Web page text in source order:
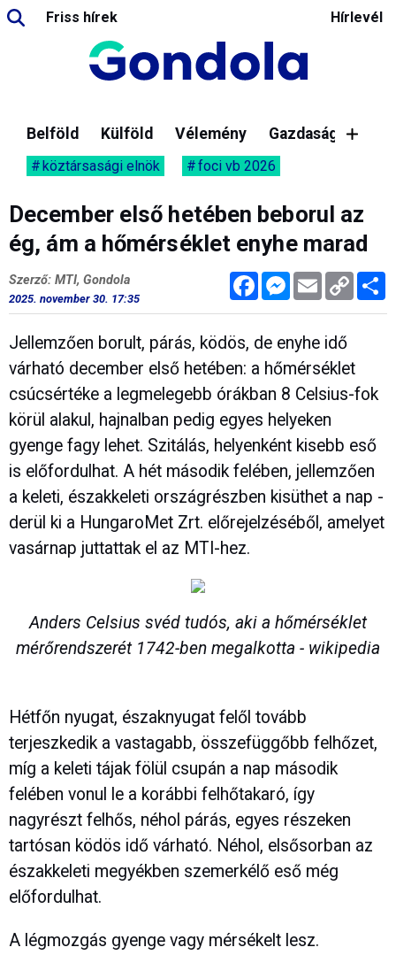
Friss hírek Hírlevél
Belföld Külföld Vélemény Gazdaság
köztársasági elnök foci vb 2026
December első hetében beborul az
ég, ám a hőmérséklet enyhe marad
FacebookMessenger
Email Copy
Link
Szerző: MTI, Gondola
2025. november 30. 17:35
Jellemzően borult, párás, ködös, de enyhe idő
várható december első hetében: a hőmérséklet
csúcsértéke a legmelegebb órákban 8 Celsius-fok
körül alakul, hajnalban pedig egyes helyeken
gyenge fagy lehet. Szitálás, helyenként kisebb eső
is előfordulhat. A hét második felében, jellemzően
a keleti, északkeleti országrészben kisüthet a nap -
derül ki a HungaroMet Zrt. előrejelzéséből, amelyet
vasárnap juttattak el az MTI-hez.
Anders Celsius svéd tudós, aki a hőmérséklet
mérőrendszerét 1742-ben megalkotta - wikipedia
Hétfőn nyugat, északnyugat felől tovább
terjeszkedik a vastagabb, összefüggőbb felhőzet,
míg a keleti tájak fölül csupán a nap második
felében vonul le a korábbi felhőtakaró, így
nagyrészt felhős, néhol párás, egyes részeken
tartósan ködös idő várható. Néhol, elsősorban az
északkeleti megyékben szemerkélő eső még
előfordulhat.
A légmozgás gyenge vagy mérsékelt lesz.